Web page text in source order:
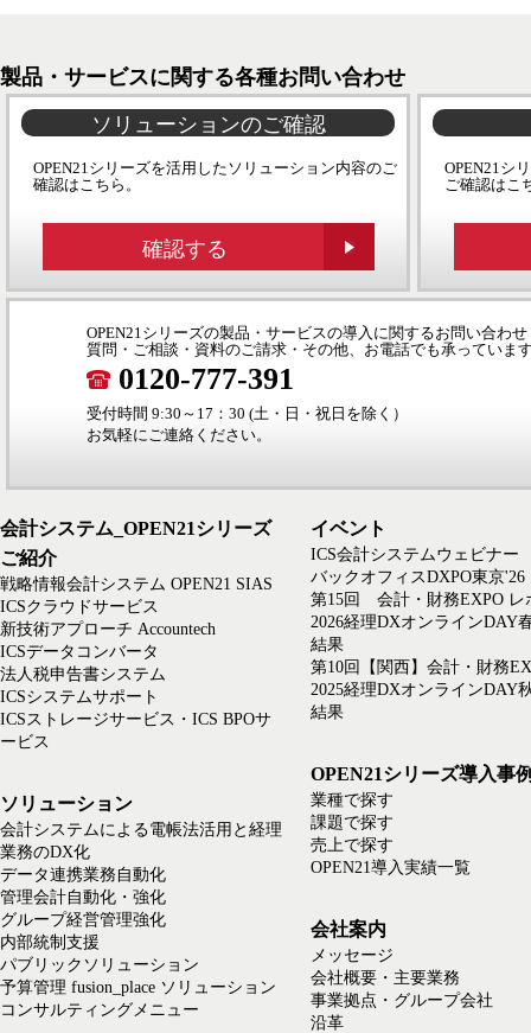
製品・サービスに関する各種お問い合わせ
ソリューションのご確認
OPEN21シリーズを活用したソリューション内容のご
確認はこちら。
確認する
OPEN21シ
ご確認はこ
OPEN21シリーズの製品・サービスの導入に関するお問い合わせ
質問・ご相談・資料のご請求・その他、お電話でも承っていま
0120-777-391
受付時間 9:30～17：30 (土・日・祝日を除く）
お気軽にご連絡ください。
会計システム_OPEN21シリーズ
ご紹介
戦略情報会計システム OPEN21 SIAS
ICSクラウドサービス
新技術アプローチ Accountech
ICSデータコンバータ
法人税申告書システム
ICSシステムサポート
ICSストレージサービス・ICS BPOサ
ービス
ソリューション
会計システムによる電帳法活用と経理
業務のDX化
データ連携業務自動化
管理会計自動化・強化
グループ経営管理強化
内部統制支援
パブリックソリューション
予算管理 fusion_place ソリューション
コンサルティングメニュー
イベント
ICS会計システムウェビナー
バックオフィスDXPO東京'26
第15回 会計・財務EXPO レ
2026経理DXオンラインDAY
結果
第10回【関西】会計・財務
2025経理DXオンラインDAY
結果
OPEN21シリーズ導入事
業種で探す
課題で探す
売上で探す
OPEN21導入実績一覧
会社案内
メッセージ
会社概要・主要業務
事業拠点・グループ会社
沿革